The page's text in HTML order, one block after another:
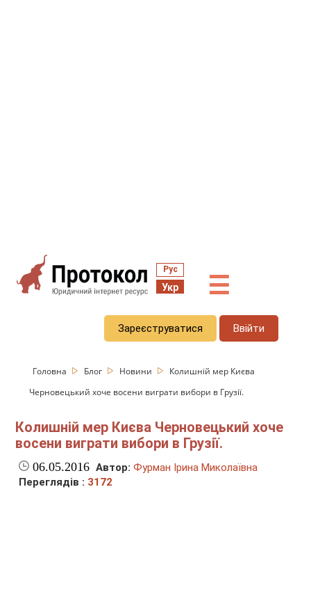
Рус
Укр ☰
Зареєструватися Ввійти
Головна Блог Новини
Колишній мер Києва
Черновецький хоче восени виграти вибори в Грузії.
Колишній мер Києва Черновецький хоче
восени виграти вибори в Грузії.
06.05.2016 Автор: Фурман Ірина Миколаївна
Переглядів : 3172